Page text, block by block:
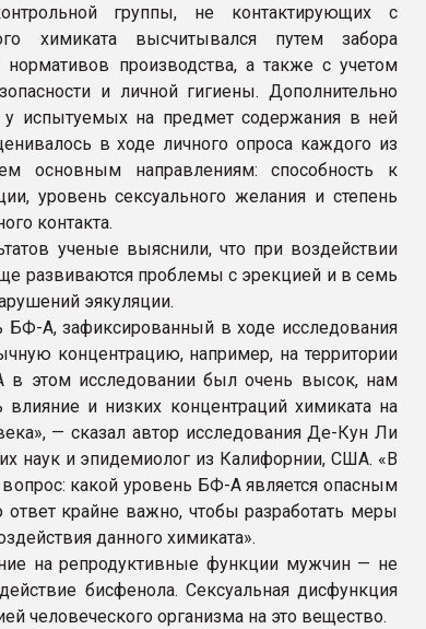
группы, не контактирующих с
химиката высчитывался путем забора
производства, а также с учетом
и личной гигиены. Дополнительно
у испытуемых на предмет содержания в ней
в ходе личного опроса каждого из
основным направлениям: способность к
уровень сексуального желания и степень
контакта.
ученые выяснили, что при воздействии
развиваются проблемы с эрекцией и в семь
эякуляции.
БФ-А, зафиксированный в ходе исследования
концентрацию, например, на территории
этом исследовании был очень высок, нам
влияние и низких концентраций химиката на
— сказал автор исследования Де-Кун Ли
наук и эпидемиолог из Калифорнии, США. «В
какой уровень БФ-А является опасным
ответ крайне важно, чтобы разработать меры
данного химиката».
на репродуктивные функции мужчин — не
бисфенола. Сексуальная дисфункция
человеческого организма на это вещество.